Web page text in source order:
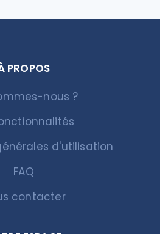
PROPOS
nous ?
d'utilisation
FAQ
contacter